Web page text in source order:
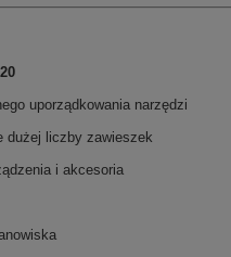
uporządkowania narzędzi
dużej liczby zawieszek
i akcesoria